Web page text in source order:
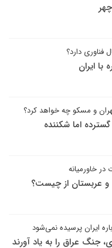
فناوری دارد؟
و مسکو چه خواهد کرد؟
گسترده اما شکننده
خاورمیانه
و عربستان از چیست؟
ایران پرسیده نمی‌شود
جنگ عراق را به یاد آورند